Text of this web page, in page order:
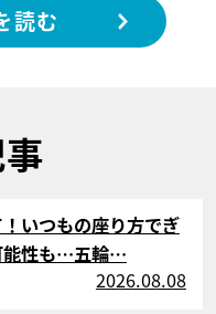
読む
いつもの座り方でぎ
能性も…五輪…
2026.08.08